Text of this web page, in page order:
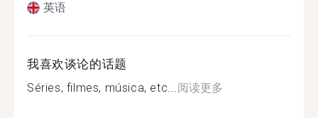
英语
我喜欢谈论的话题
Séries, filmes, música, etc...阅读更多